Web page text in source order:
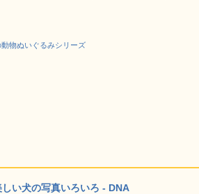
物ぬいぐるみシリーズ
い犬の写真いろいろ - DNA